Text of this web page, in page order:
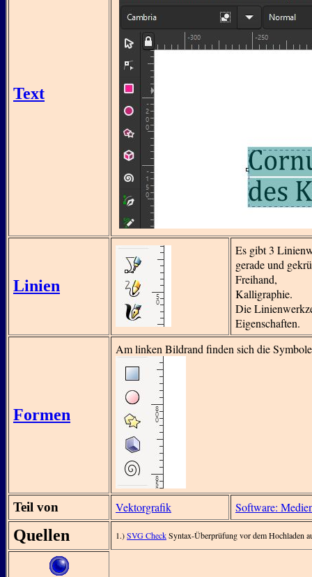
Text
Linien
Es gibt 3
gerade und
Freihand,
Kalligraphie.
Die
Eigenschaften.
Formen
Am linken Bildrand finden sich die
Teil von Vektorgrafik Software:
Quellen 1.)SVG CheckSyntax-Überprüfung vor dem Hochladen